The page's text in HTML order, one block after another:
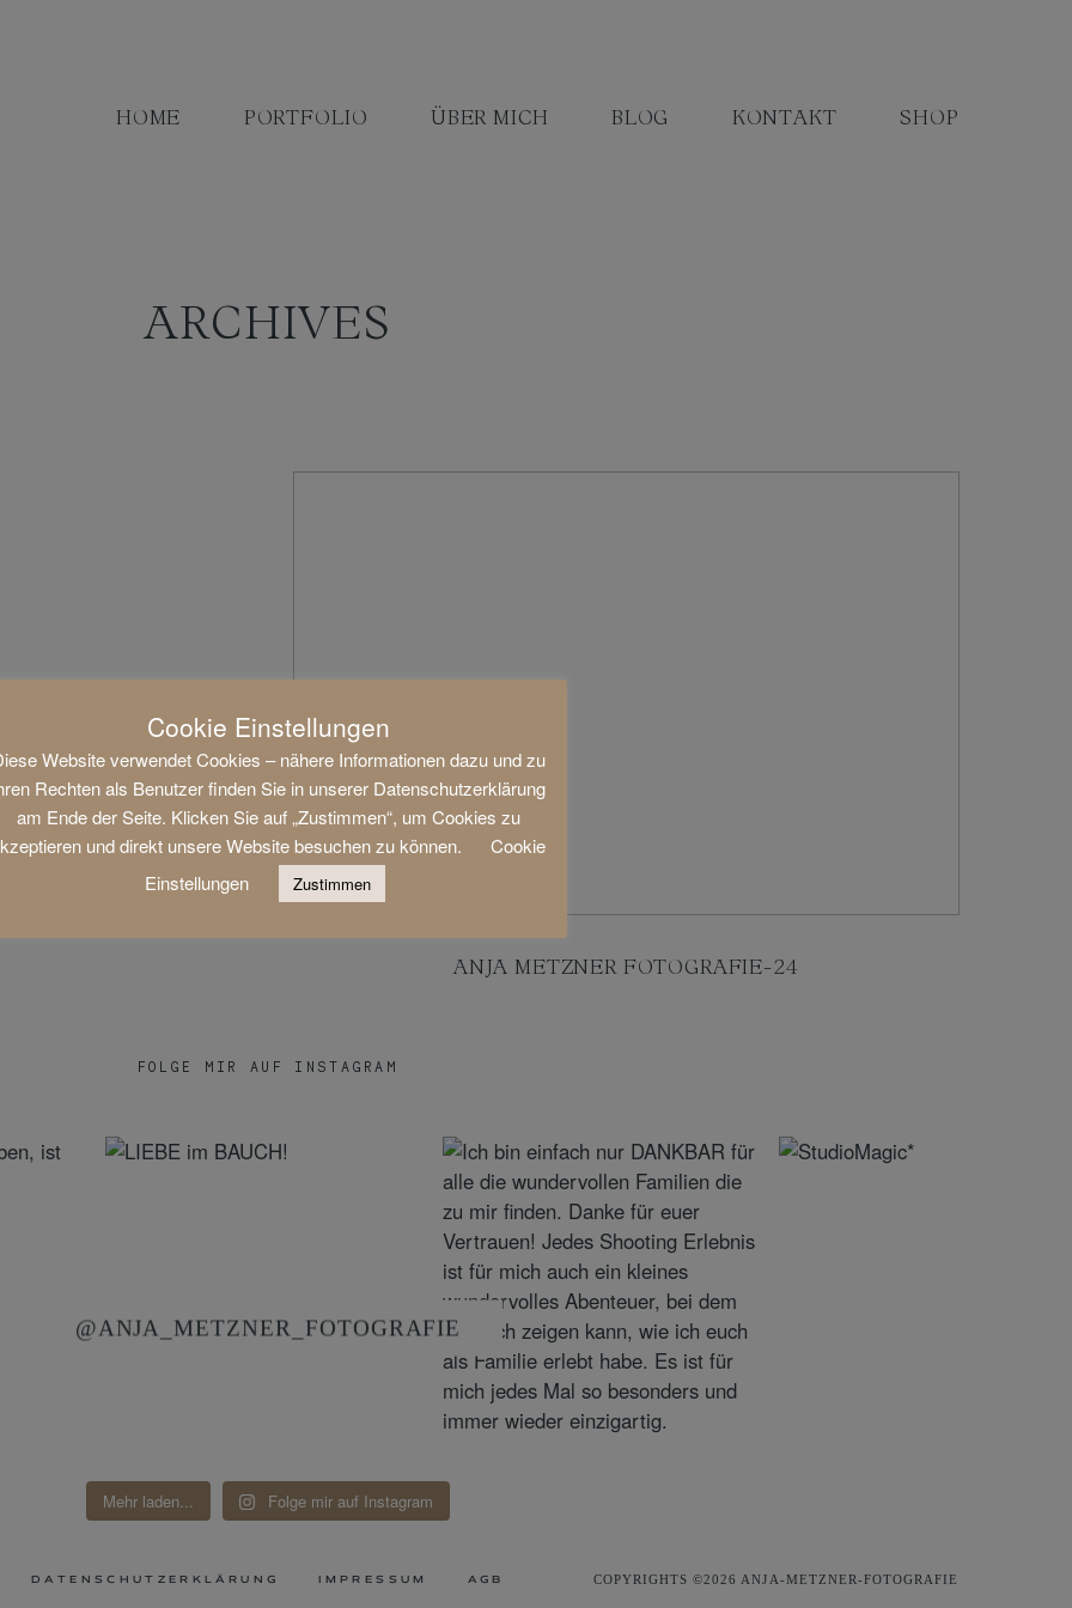
HOME PORTFOLIO ÜBER MICH BLOG KONTAKT SHOP
ARCHIVES
ANJA METZNER FOTOGRAFIE-24
FOLGE MIR AUF INSTAGRAM
@ANJA_METZNER_FOTOGRAFIE
Mehr laden... Folge mir auf Instagram
DATENSCHUTZERKLÄRUNG IMPRESSUM AGB COPYRIGHTS ©2026 ANJA-METZNER-FOTOGRAFIE
Cookie Einstellungen
Website verwendet Cookies – nähere Informationen dazu und zu
Rechten als Benutzer finden Sie in unserer Datenschutzerklärung
am Ende der Seite. Klicken Sie auf „Zustimmen“, um Cookies zu
und direkt unsere Website besuchen zu können.
Cookie
Einstellungen
Zustimmen